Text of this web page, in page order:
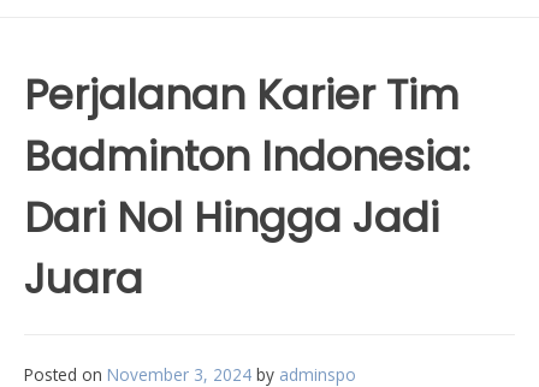
Perjalanan Karier Tim
Badminton Indonesia:
Dari Nol Hingga Jadi
Juara
Posted on November 3, 2024 by adminspo